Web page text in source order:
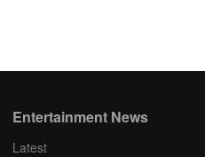
Entertainment News
Latest